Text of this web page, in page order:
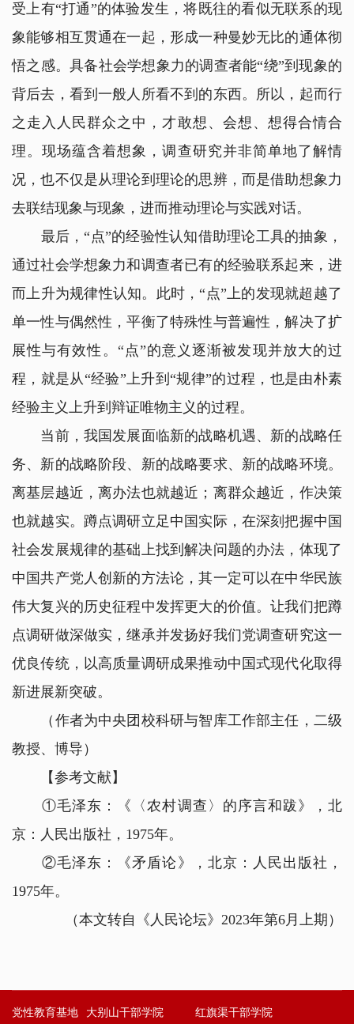
受上有“打通”的体验发生，将既往的看似无联系的现
象能够相互贯通在一起，形成一种曼妙无比的通体彻
悟之感。具备社会学想象力的调查者能“绕”到现象的
背后去，看到一般人所看不到的东西。所以，起而行
之走入人民群众之中，才敢想、会想、想得合情合
理。现场蕴含着想象，调查研究并非简单地了解情
况，也不仅是从理论到理论的思辨，而是借助想象力
去联结现象与现象，进而推动理论与实践对话。
最后，“点”的经验性认知借助理论工具的抽象，
通过社会学想象力和调查者已有的经验联系起来，进
而上升为规律性认知。此时，“点”上的发现就超越了
单一性与偶然性，平衡了特殊性与普遍性，解决了扩
展性与有效性。“点”的意义逐渐被发现并放大的过
程，就是从“经验”上升到“规律”的过程，也是由朴素
经验主义上升到辩证唯物主义的过程。
当前，我国发展面临新的战略机遇、新的战略任
务、新的战略阶段、新的战略要求、新的战略环境。
离基层越近，离办法也就越近；离群众越近，作决策
也就越实。蹲点调研立足中国实际，在深刻把握中国
社会发展规律的基础上找到解决问题的办法，体现了
中国共产党人创新的方法论，其一定可以在中华民族
伟大复兴的历史征程中发挥更大的价值。让我们把蹲
点调研做深做实，继承并发扬好我们党调查研究这一
优良传统，以高质量调研成果推动中国式现代化取得
新进展新突破。
（作者为中央团校科研与智库工作部主任，二级
教授、博导）
【参考文献】
①毛泽东：《〈农村调查〉的序言和跋》，北
京：人民出版社，1975年。
②毛泽东：《矛盾论》，北京：人民出版社，
1975年。
（本文转自《人民论坛》2023年第6月上期）
党性教育基地 大别山干部学院 红旗渠干部学院